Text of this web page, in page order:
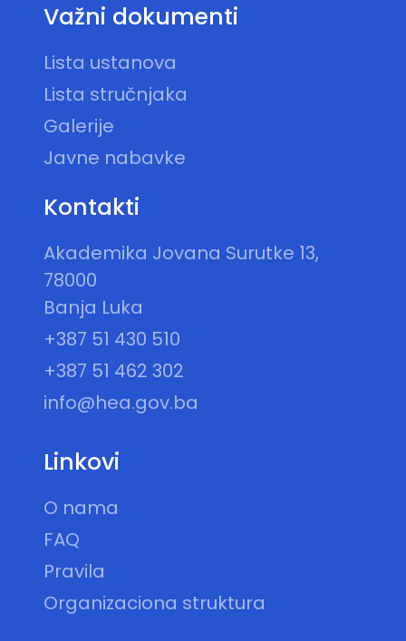
Važni dokumenti
Lista ustanova
Lista stručnjaka
Galerije
Javne nabavke
Kontakti
Akademika Jovana Surutke 13,
78000
Banja Luka
+387 51 430 510
+387 51 462 302
info@hea.gov.ba
Linkovi
O nama
FAQ
Pravila
Organizaciona struktura